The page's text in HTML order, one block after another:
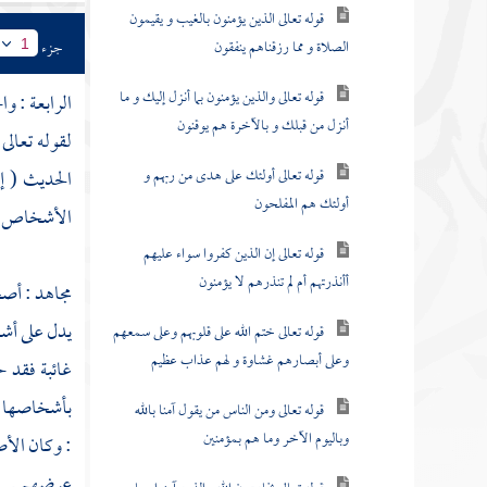
قوله تعالى الذين يؤمنون بالغيب و يقيمون
الصلاة و مما رزقناهم ينفقون
قوله تعالى والذين يؤمنون بما أنزل إليك و ما
أنزل من قبلك و بالآخرة هم يوقنون
قوله تعالى أولئك على هدى من ربهم و
أولئك هم المفلحون
قوله تعالى إن الذين كفروا سواء عليهم
أأنذرتهم أم لم تنذرهم لا يؤمنون
قوله تعالى ختم الله على قلوبهم وعلى سمعهم
وعلى أبصارهم غشاوة و لهم عذاب عظيم
قوله تعالى ومن الناس من يقول آمنا بالله
وباليوم الآخر وما هم بمؤمنين
جزء 1
الرابعة
لقوله
الحديث (
الأشخاص
مجاهد:
يدل على
غائبة
بأشخاصها
: وكان